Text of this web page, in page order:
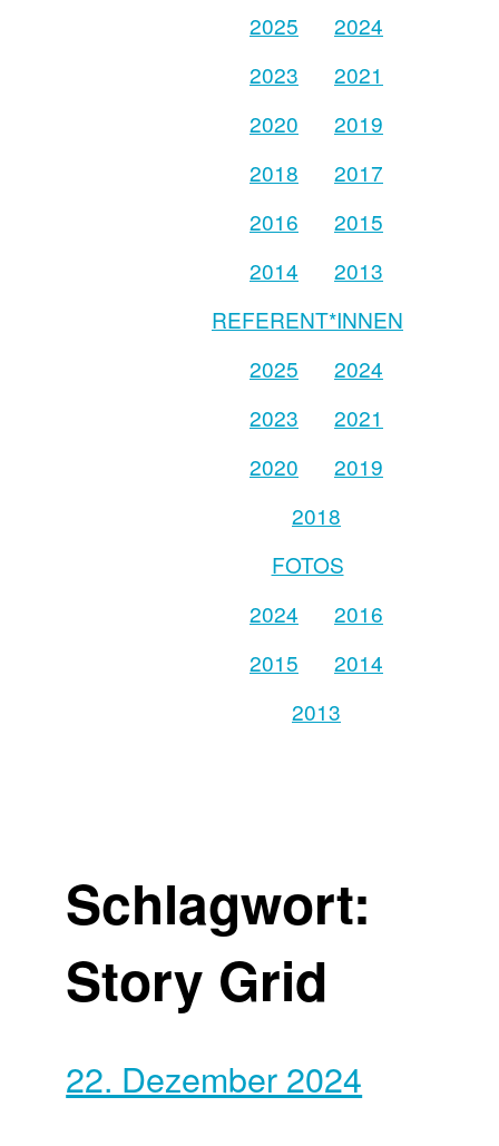
2025
2024
2023
2021
2020
2019
2018
2017
2016
2015
2014
2013
REFERENT*INNEN
2025
2024
2023
2021
2020
2019
2018
FOTOS
2024
2016
2015
2014
2013
Schlagwort:
Story Grid
22. Dezember 2024